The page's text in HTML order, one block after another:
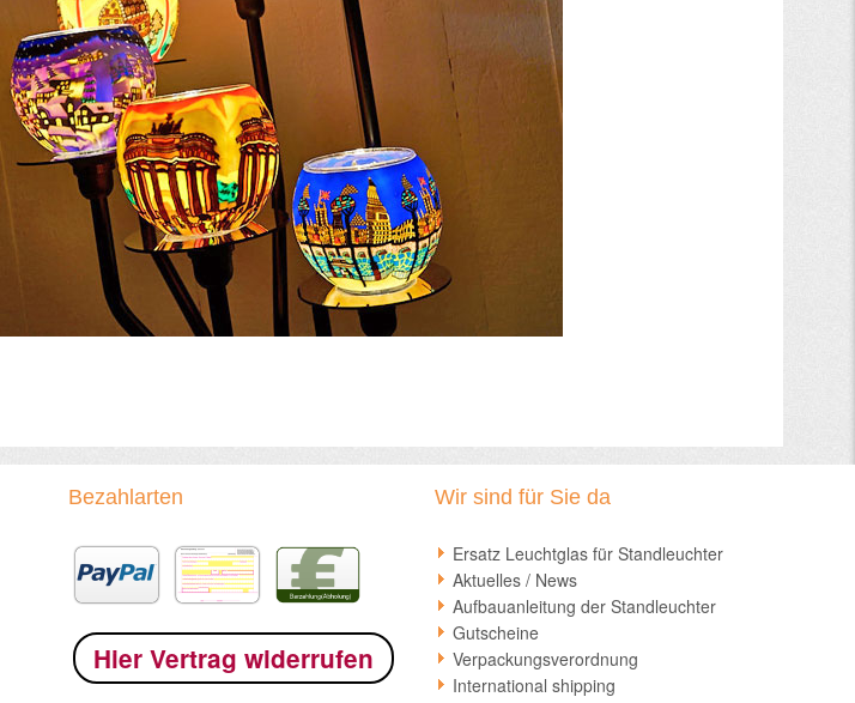
Bezahlarten
Hier Vertrag widerrufen
Wir sind für Sie da
Ersatz Leuchtglas für Standleuchter
Aktuelles / News
Aufbauanleitung der Standleuchter
Gutscheine
Verpackungsverordnung
International shipping